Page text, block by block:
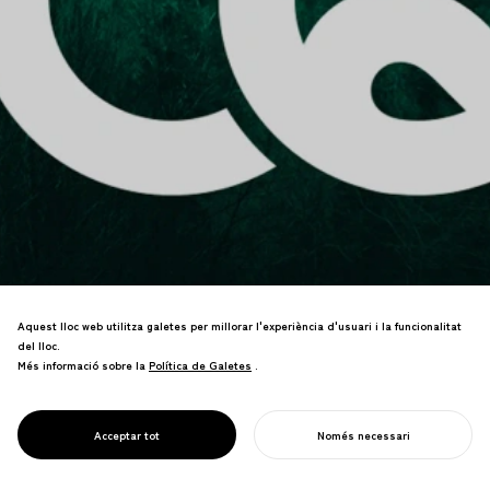
PROJECT
DE CARBONI
NEUTRE
societat amb carboni negatiu a través
d'estils de vida descarbonitzats.
COMENÇA EL TEU PROJECTE
Aquest lloc web utilitza galetes per millorar l'experiència d'usuari i la funcionalitat
del lloc.
Més informació sobre la Política de Galetes
Política de Galetes .
Acceptar tot Només necessari